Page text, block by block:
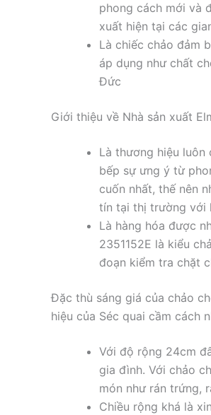
phong cách mới và
xuất hiện tại các
Là chiếc chảo đảm
áp dụng như chất
Đức
Giới thiệu về Nhà sản xuất
Là thương hiệu
bếp sự ưng ý từ
cuốn nhất, thế nên
tín tại thị trường với
Là hàng hóa được
2351152E là kiểu
đoạn kiểm tra chặt
Đặc thù sáng giá của chảo
hiệu của Séc quai cầm cách
Với độ rộng 24cm
gia đình. Với chảo
món như rán trứng,
Chiều rộng khá là